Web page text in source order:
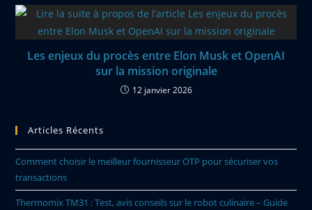
Les enjeux du procès entre Elon Musk et OpenAI
sur la mission originale
12 janvier 2026
Articles Récents
Comment choisir le meilleur fournisseur OTP pour sécuriser vos
transactions
Thermomix TM31 : Test, avis conseils sur le robot culinaire – Guide